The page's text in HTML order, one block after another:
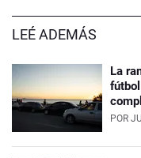
LEÉ ADEMÁS
La
POR